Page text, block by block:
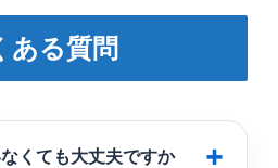
ある質問
くても大丈夫ですか